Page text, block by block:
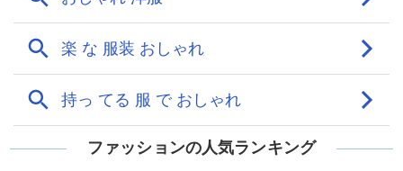
ファッションの人気ランキング